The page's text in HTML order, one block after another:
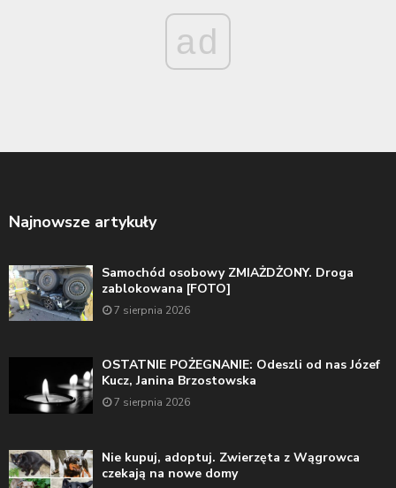
ad
Najnowsze artykuły
Samochód osobowy ZMIAŻDŻONY. Droga
zablokowana [FOTO]
7 sierpnia 2026
OSTATNIE POŻEGNANIE: Odeszli od nas Józef
Kucz, Janina Brzostowska
7 sierpnia 2026
Nie kupuj, adoptuj. Zwierzęta z Wągrowca
czekają na nowe domy